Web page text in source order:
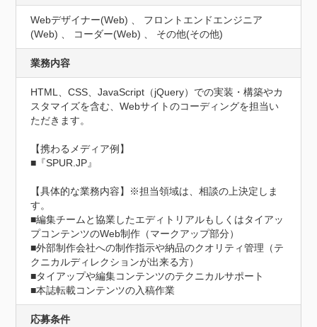
Webデザイナー(Web) 、 フロントエンドエンジニア
(Web) 、 コーダー(Web) 、 その他(その他)
業務内容
HTML、CSS、JavaScript（jQuery）での実装・構築やカ
スタマイズを含む、Webサイトのコーディングを担当い
ただきます。
【携わるメディア例】
■『SPUR.JP』
【具体的な業務内容】※担当領域は、相談の上決定しま
す。
■編集チームと協業したエディトリアルもしくはタイアッ
プコンテンツのWeb制作（マークアップ部分）
■外部制作会社への制作指示や納品のクオリティ管理（テ
クニカルディレクションが出来る方）
■タイアップや編集コンテンツのテクニカルサポート
■本誌転載コンテンツの入稿作業
応募条件